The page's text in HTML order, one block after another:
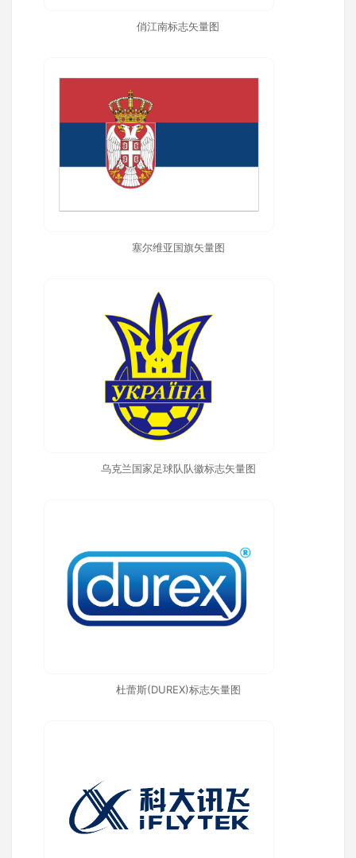
俏江南标志矢量图
塞尔维亚国旗矢量图
乌克兰国家足球队队徽标志矢量图
杜蕾斯(DUREX)标志矢量图